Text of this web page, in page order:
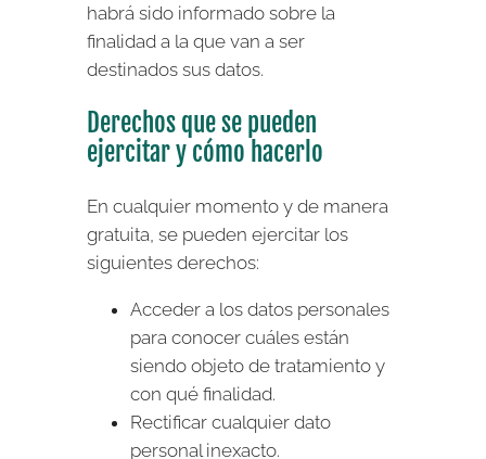
habrá sido informado sobre la
finalidad a la que van a ser
destinados sus datos.
Derechos que se pueden
ejercitar y cómo hacerlo
En cualquier momento y de manera
gratuita, se pueden ejercitar los
siguientes derechos:
Acceder a los datos personales
para conocer cuáles están
siendo objeto de tratamiento y
con qué finalidad.
Rectificar cualquier dato
personal inexacto.